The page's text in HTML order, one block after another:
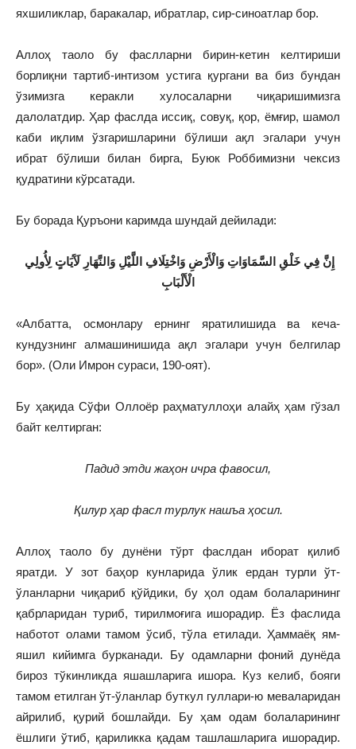
яхшиликлар, баракалар, ибратлар, сир-синоатлар бор.
Аллоҳ таоло бу фаслларни бирин-кетин келтириши
борлиқни тартиб-интизом устига қургани ва биз бундан
ўзимизга керакли хулосаларни чиқаришимизга
далолатдир. Ҳар фаслда иссиқ, совуқ, қор, ёмғир, шамол
каби иқлим ўзгаришларини бўлиши ақл эгалари учун
ибрат бўлиши билан бирга, Буюк Роббимизни чексиз
қудратини кўрсатади.
Бу борада Қуръони каримда шундай дейилади:
الْأَلْبَابِ
«Албатта, осмонлару ернинг яратилишида ва кеча-
кундузнинг алмашинишида ақл эгалари учун белгилар
бор». (Оли Имрон сураси, 190-оят).
Бу ҳақида Сўфи Оллоёр раҳматуллоҳи алайҳ ҳам гўзал
байт келтирган:
Падид этди жаҳон ичра фавосил,
Қилур ҳар фасл турлук нашъа ҳосил.
Аллоҳ таоло бу дунёни тўрт фаслдан иборат қилиб
яратди. У зот баҳор кунларида ўлик ердан турли ўт-
ўланларни чиқариб қўйдики, бу ҳол одам болаларининг
қабрларидан туриб, тирилмоғига ишорадир. Ёз фаслида
наботот олами тамом ўсиб, тўла етилади. Ҳаммаёқ ям-
яшил кийимга бурканади. Бу одамларни фоний дунёда
бироз тўкинликда яшашларига ишора. Куз келиб, бояги
тамом етилган ўт-ўланлар буткул гуллари-ю меваларидан
айрилиб, қурий бошлайди. Бу ҳам одам болаларининг
ёшлиги ўтиб, қариликка қадам ташлашларига ишорадир.